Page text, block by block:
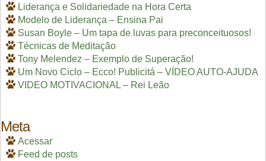
Liderança e Solidariedade na Hora Certa
Modelo de Liderança – Ensina Pai
Susan Boyle – Um tapa de luvas para preconceituosos!
Técnicas de Meditação
Tony Melendez – Exemplo de Superação!
Um Novo Ciclo – Ecco! Publicitá – VÍDEO AUTO-AJUDA
VIDEO MOTIVACIONAL – Rei Leão
Meta
Acessar
Feed de posts